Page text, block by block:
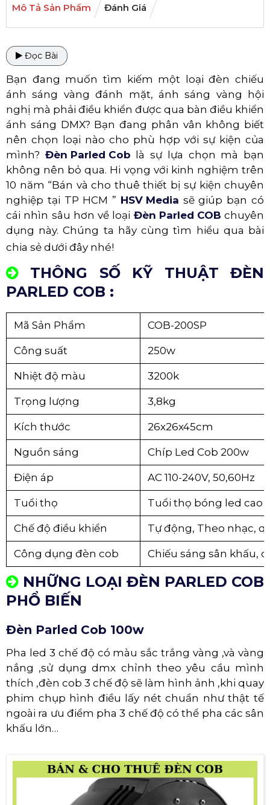
Mô Tả Sản Phẩm Đánh Giá
Đọc Bài
Bạn đang muốn tìm kiếm một loại đèn chiếu
ánh sáng vàng đánh mặt, ánh sáng vàng hội
nghị mà phải điều khiển được qua bàn điều khiển
ánh sáng DMX? Bạn đang phân vân không biết
nên chọn loại nào cho phù hợp với sự kiện của
mình? Đèn Parled Cob là sự lựa chọn mà bạn
không nên bỏ qua. Hi vọng với kinh nghiệm trên
10 năm “Bán và cho thuê thiết bị sự kiện chuyên
nghiệp tại TP HCM ” HSV Media sẽ giúp bạn có
cái nhìn sâu hơn về loại Đèn Parled COB chuyên
dụng này. Chúng ta hãy cùng tìm hiểu qua bài
chia sẻ dưới đây nhé!
THÔNG SỐ KỸ THUẬT ĐÈN
PARLED COB :
Mã Sản Phẩm COB-200SP
Công suất 250w
Nhiệt độ màu 3200k
Trọng lượng 3,8kg
Kích thước 26x26x45cm
Nguồn sáng Chíp Led Cob 200w
Điện áp AC 110-240V, 50,60Hz
Tuổi thọ Tuổi thọ bóng led cao
Chế độ điều khiển Tự động, Theo nhạc,
Công dụng đèn cob Chiếu sáng sân khấu,
NHỮNG LOẠI ĐÈN PARLED COB
PHỔ BIẾN
Đèn Parled Cob 100w
Pha led 3 chế độ có màu sắc trắng vàng ,và vàng
nắng ,sử dụng dmx chỉnh theo yêu cầu mình
thích ,đèn cob 3 chế độ sẽ làm hình ảnh ,khi quay
phim chụp hình điều lấy nét chuẩn như thật tế
ngoài ra ưu điểm pha 3 chế độ có thể pha các sân
khấu lớn…